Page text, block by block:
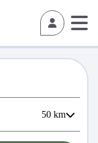
50 km